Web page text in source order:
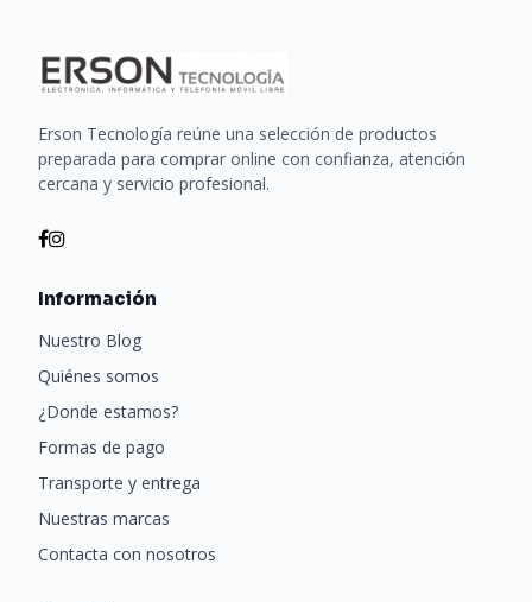
Erson Tecnología reúne una selección de productos
preparada para comprar online con confianza, atención
cercana y servicio profesional.
Información
Nuestro Blog
Quiénes somos
¿Donde estamos?
Formas de pago
Transporte y entrega
Nuestras marcas
Contacta con nosotros